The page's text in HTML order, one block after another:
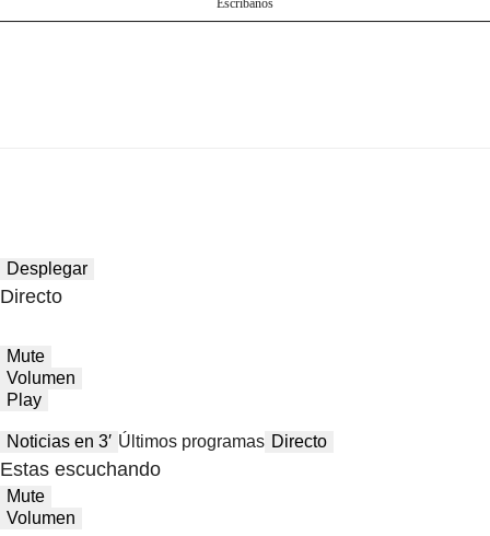
Escríbanos
Desplegar
Directo
Mute
Volumen
Play
Noticias en 3′ Últimos programas Directo
Estas escuchando
Mute
Volumen